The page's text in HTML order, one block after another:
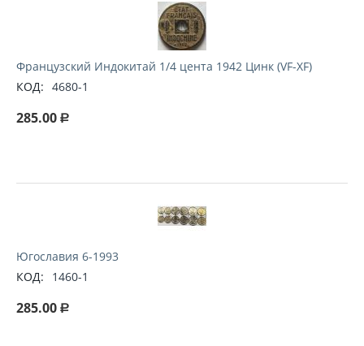
Французский Индокитай 1/4 цента 1942 Цинк (VF-XF)
КОД: 4680-1
285.00 Р
Югославия 6-1993
КОД:
1460-1
285.00 Р